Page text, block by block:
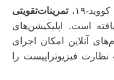
۱۹،
تمرینات‌تقویتی
است. اپلیکیشن‌های
آنلاین امکان اجرای
فیزیوتراپیست را